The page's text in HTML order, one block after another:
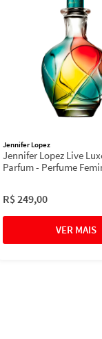
Jennifer Lopez
Jennifer Lopez Live
Parfum - Perfume
R$249,00